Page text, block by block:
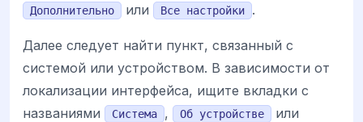
Дополнительно или Все настройки .
Далее следует найти пункт, связанный с
системой или устройством. В зависимости от
локализации интерфейса, ищите вкладки с
названиями
Система , Об устройстве или